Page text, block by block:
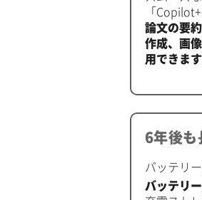
「
論文の要
作成、画
用できます
6年後も
バッテリ
バッテリー